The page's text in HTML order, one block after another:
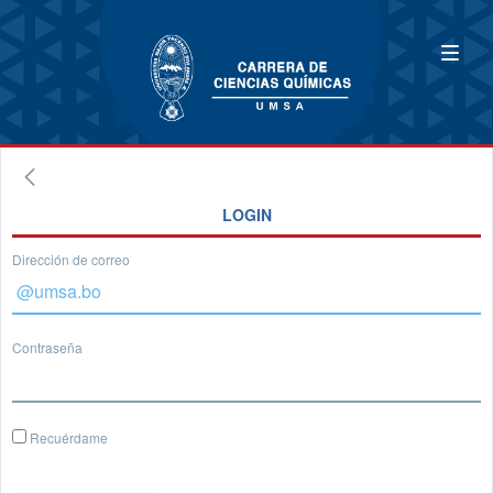
LOGIN
Dirección de correo
Contraseña
Recuérdame